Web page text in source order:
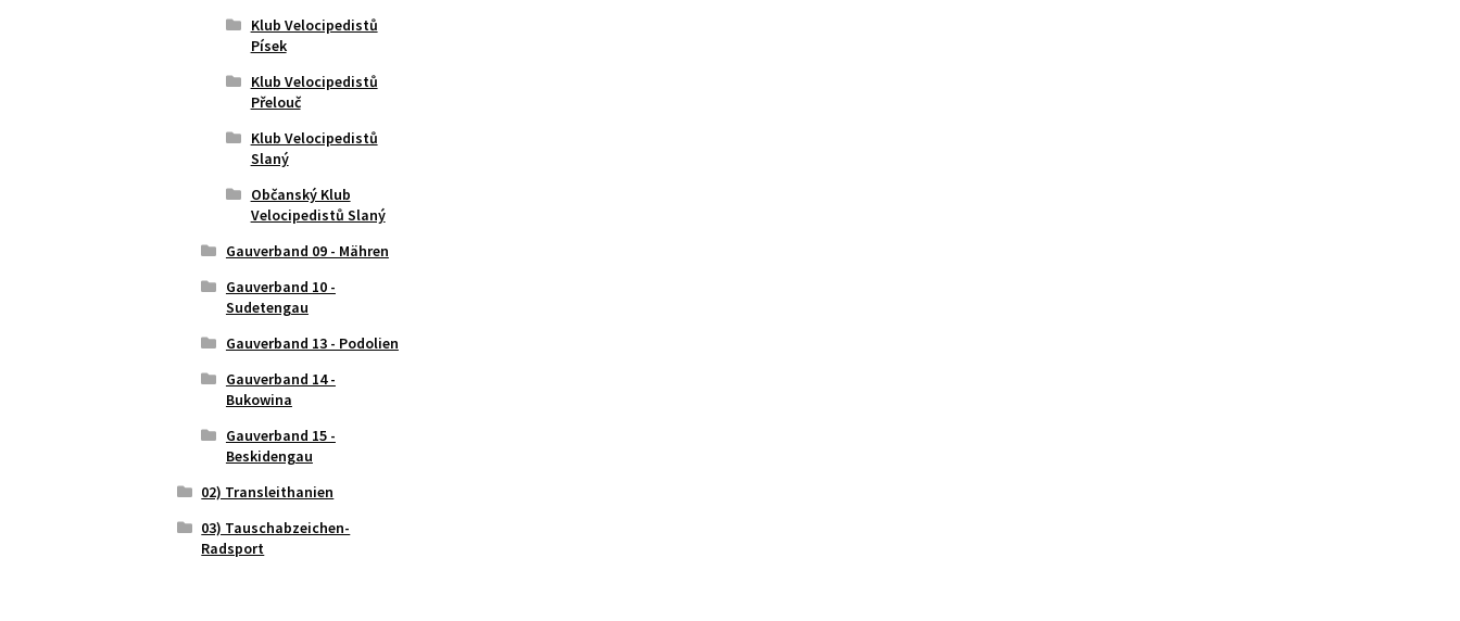
Klub Velocipedistů
Písek
Klub Velocipedistů
Přelouč
Klub Velocipedistů
Slaný
Občanský Klub
Velocipedistů Slaný
Gauverband 09 - Mähren
Gauverband 10 -
Sudetengau
Gauverband 13 - Podolien
Gauverband 14 -
Bukowina
Gauverband 15 -
Beskidengau
02) Transleithanien
03) Tauschabzeichen-
Radsport